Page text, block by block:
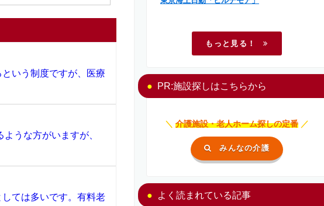
いう制度ですが、医療
うな方がいますが、
ては多いです。有料老
もっと見る！
PR:施設探しはこちらから
＼ 介護施設・老人ホーム探しの定番 ／
みんなの介護
よく読まれている記事